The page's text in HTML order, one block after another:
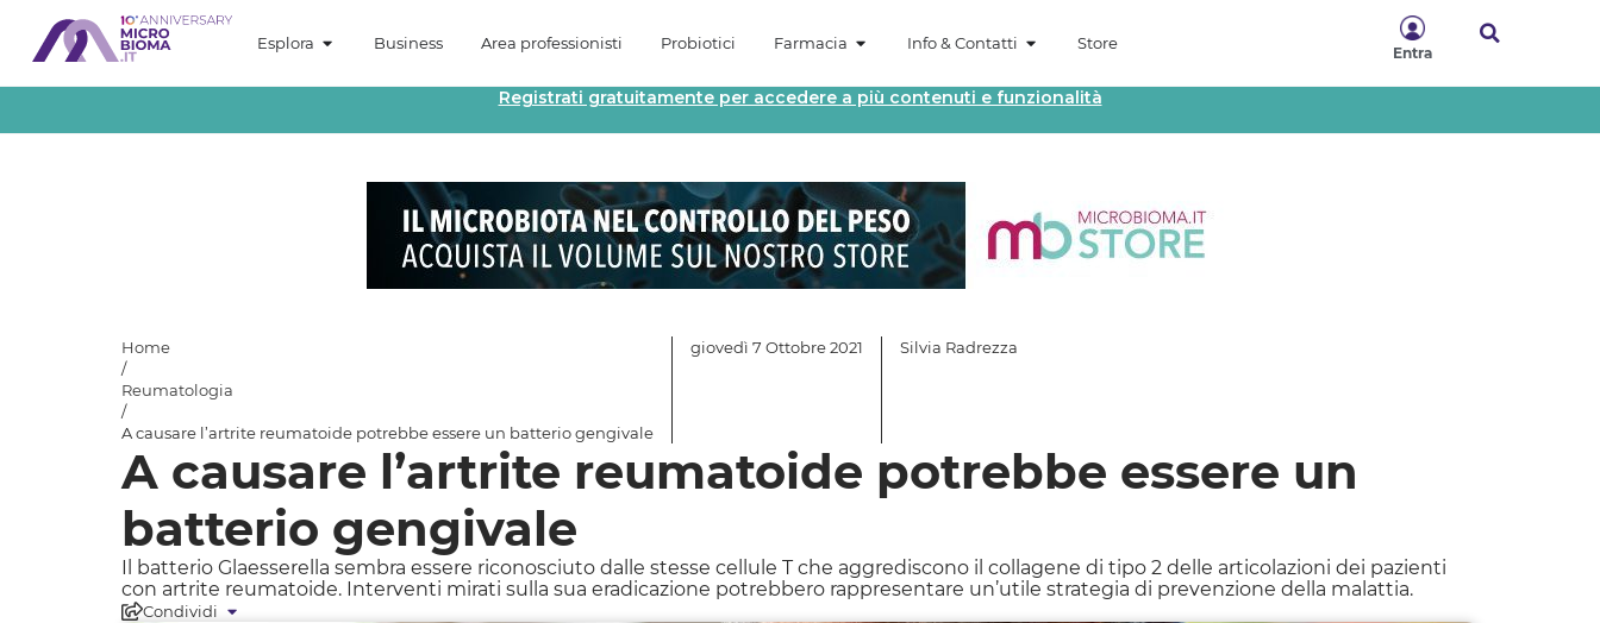
Esplora Business Area professionisti Probiotici Farmacia Info & Contatti Store
Entra
Registrati gratuitamente per accedere a più contenuti e funzionalità
Home
/
Reumatologia
/
A causare l’artrite reumatoide potrebbe essere un batterio gengivale
giovedì 7 Ottobre 2021 Silvia Radrezza
A causare l’artrite reumatoide potrebbe essere un
batterio gengivale
Il batterio Glaesserella sembra essere riconosciuto dalle stesse cellule T che aggrediscono il collagene di tipo 2 delle articolazioni dei pazienti
con artrite reumatoide. Interventi mirati sulla sua eradicazione potrebbero rappresentare un’utile strategia di prevenzione della malattia.
Condividi